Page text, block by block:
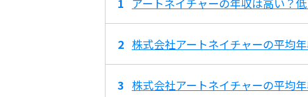
株式会社アートネイチャーの平均
株式会社アートネイチャーの平均